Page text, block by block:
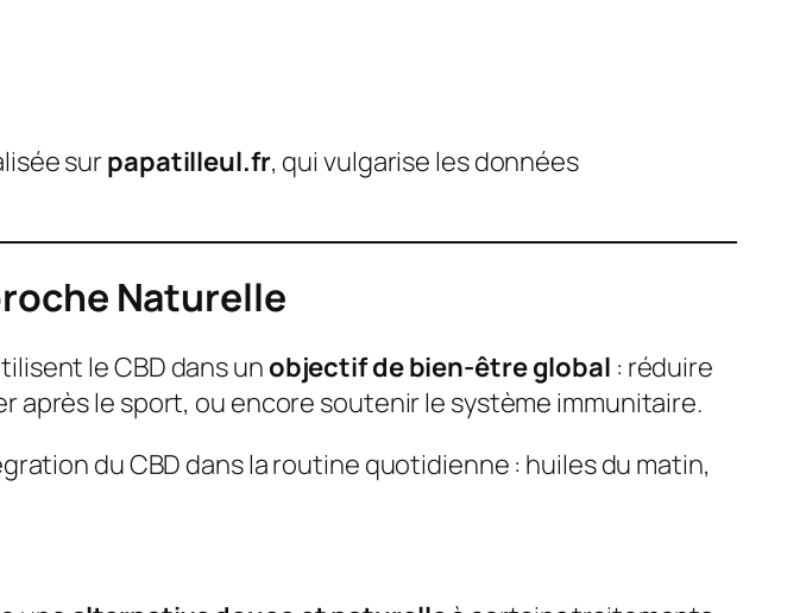
sur papatilleul.fr, qui vulgarise les données
Naturelle
le CBD dans un objectif de bien-être global : réduire
le sport, ou encore soutenir le système immunitaire.
du CBD dans la routine quotidienne : huiles du matin,